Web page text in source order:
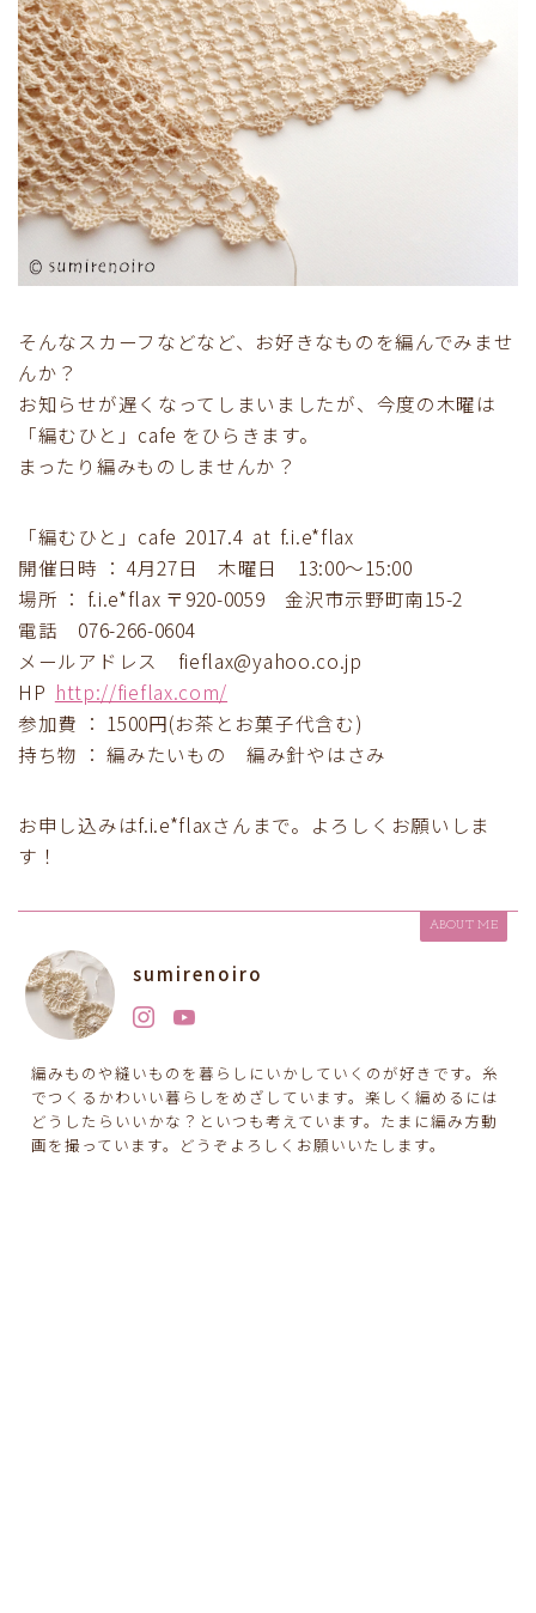
そんなスカーフなどなど、お好きなものを編んでみませ
んか？
お知らせが遅くなってしまいましたが、今度の木曜は
「編むひと」cafe をひらきます。
まったり編みものしませんか？
「編むひと」cafe 2017.4 at f.i.e*flax
開催日時 ： 4月27日 木曜日 13:00〜15:00
場所 ： f.i.e*flax 〒920-0059 金沢市示野町南15-2
電話 076-266-0604
メールアドレス fieflax@yahoo.co.jp
HP http://fieflax.com/
参加費 ： 1500円(お茶とお菓子代含む)
持ち物 ： 編みたいもの 編み針やはさみ
お申し込みはf.i.e*flaxさんまで。よろしくお願いしま
す！
ABOUT ME
sumirenoiro
編みものや縫いものを暮らしにいかしていくのが好きです。糸
でつくるかわいい暮らしをめざしています。楽しく編めるには
どうしたらいいかな？といつも考えています。たまに編み方動
画を撮っています。どうぞよろしくお願いいたします。